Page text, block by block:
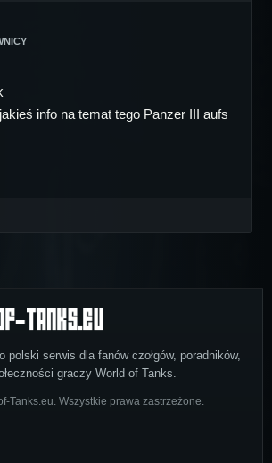
info na temat tego Panzer III aufs
polski serwis dla fanów czołgów, poradników,
graczy World of Tanks.
Tanks.eu. Wszystkie prawa zastrzeżone.